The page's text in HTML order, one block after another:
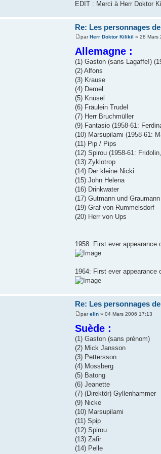
EDIT : Merci à Herr Doktor
Re: Les personnages
parHerr Doktor Kilikil » 28 Mars
Allemagne :
(1) Gaston (sans Lagaffe!)
(2) Alfons
(3) Krause
(4) Demel
(5) Knüsel
(6) Fräulein Trudel
(7) Herr Bruchmüller
(9) Fantasio (1958-61:
(10) Marsupilami (1958-61:
(11) Pip / Pips
(12) Spirou (1958-61:
(13) Zyklotrop
(14) Der kleine Nicki
(15) John Helena
(16) Drinkwater
(17) Gutmann und Graumann
(19) Graf von Rummelsdorf
(20) Herr von Ups
1958: First ever appearance
1964: First ever appearance
Re: Les personnages
parelin » 04 Mars 2006 17:13
Suède :
(1) Gaston (sans prénom)
(2) Mick Jansson
(3) Pettersson
(4) Mossberg
(5) Batong
(6) Jeanette
(7) (Direktör) Gyllenhammer
(9) Nicke
(10) Marsupilami
(11) Spip
(12) Spirou
(13) Zafir
(14) Pelle